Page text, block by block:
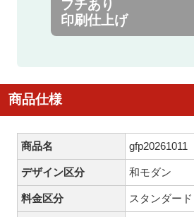
フチあり
印刷仕上げ
商品仕様
商品名 gfp20261011
デザイン区分 和モダン
料金区分 スタンダード